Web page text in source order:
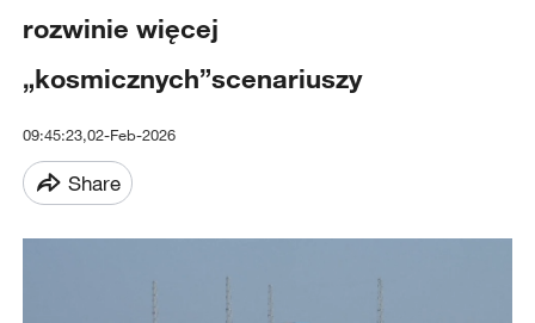
rozwinie więcej
„kosmicznych”scenariuszy
09:45:23,02-Feb-2026
Share